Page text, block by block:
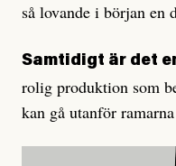
så lovande i början en
Samtidigt är det
rolig produktion som
kan gå utanför